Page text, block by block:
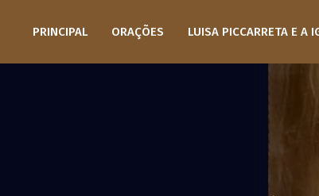
PRINCIPAL ORAÇÕES LUISA PICCARRETA E A